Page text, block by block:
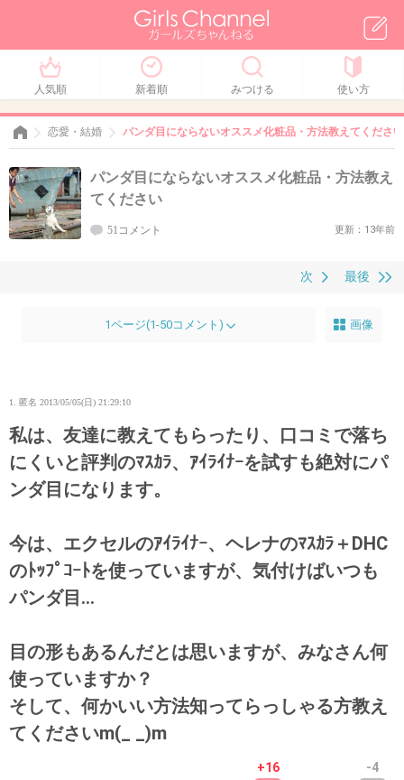
人気順 新着順 みつける 使い方
恋愛・結婚 パンダ目にならないオススメ化粧品・方法教えてください
パンダ目にならないオススメ化粧品・方法教え
てください
51コメント 更新：13年前
最後
次
1ページ(1-50コメント) 画像
1. 匿名 2013/05/05(日) 21:29:10
私は、友達に教えてもらったり、口コミで落ち
にくいと評判のﾏｽｶﾗ、ｱｲﾗｲﾅｰを試すも絶対にパ
ンダ目になります。
今は、エクセルのｱｲﾗｲﾅｰ、ヘレナのﾏｽｶﾗ＋DHC
のﾄｯﾌﾟｺｰﾄを使っていますが、気付けばいつも
パンダ目…
目の形もあるんだとは思いますが、みなさん何
使っていますか？
そして、何かいい方法知ってらっしゃる方教え
てくださいm(_ _)m
+16 -4